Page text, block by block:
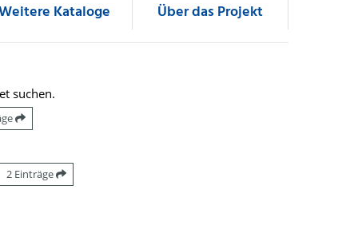
Kataloge Über das Projekt
suchen.
2 Einträge